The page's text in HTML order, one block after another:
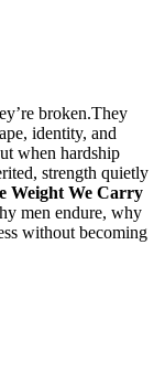
broken.They
identity, and
when hardship
strength quietly
Weight We Carry
men endure, why
without becoming